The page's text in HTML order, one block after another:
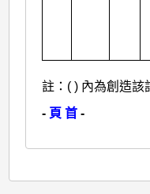
註：( ) 內為創造該
- 頁 首 -